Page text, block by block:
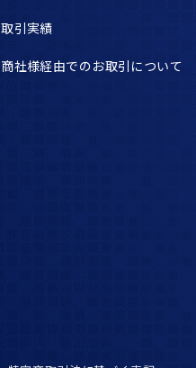
取引実績
商社様経由でのお取引について